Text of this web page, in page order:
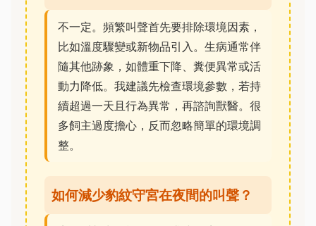
不一定。頻繁叫聲首先要排除環境因素，
比如溫度驟變或新物品引入。生病通常伴
隨其他跡象，如體重下降、糞便異常或活
動力降低。我建議先檢查環境參數，若持
續超過一天且行為異常，再諮詢獸醫。很
多飼主過度擔心，反而忽略簡單的環境調
整。
如何減少豹紋守宮在夜間的叫聲？